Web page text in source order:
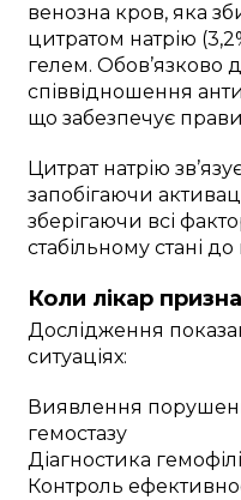
венозна кров, яка
цитратом натрію
гелем. Обов’язково
співвідношення
що забезпечує
Цитрат натрію
запобігаючи
зберігаючи всі
стабільному стані
Коли лікар
Дослідження
ситуаціях:
Виявлення
гемостазу
Діагностика
Контроль